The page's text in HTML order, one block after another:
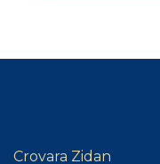
Crovara Zidan